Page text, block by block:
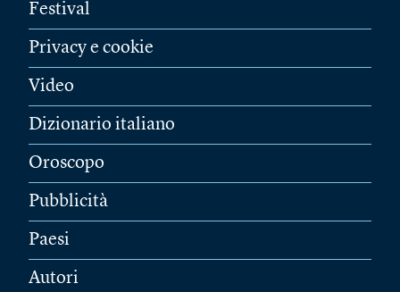
Festival
Privacy e cookie
Video
Dizionario italiano
Oroscopo
Pubblicità
Paesi
Autori